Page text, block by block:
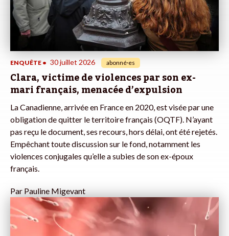
ENQUÊTE • 30 juillet 2026 abonné·es
Clara, victime de violences par son ex-
mari français, menacée d’expulsion
La Canadienne, arrivée en France en 2020, est visée par une
obligation de quitter le territoire français (OQTF). N’ayant
pas reçu le document, ses recours, hors délai, ont été rejetés.
Empêchant toute discussion sur le fond, notamment les
violences conjugales qu’elle a subies de son ex-époux
français.
Par Pauline Migevant